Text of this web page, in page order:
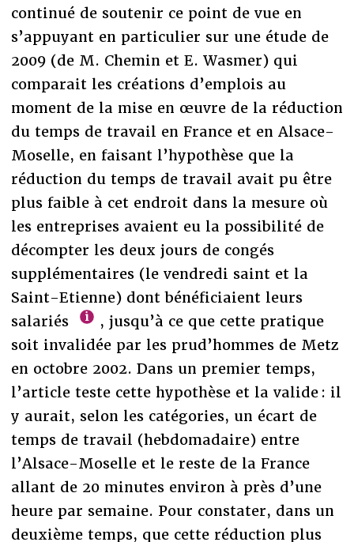
continué de soutenir ce point de vue en
s’appuyant en particulier sur une étude de
2009 (de M. Chemin et E. Wasmer) qui
comparait les créations d’emplois au
moment de la mise en œuvre de la réduction
du temps de travail en France et en Alsace-
Moselle, en faisant l’hypothèse que la
réduction du temps de travail avait pu être
plus faible à cet endroit dans la mesure où
les entreprises avaient eu la possibilité de
décompter les deux jours de congés
supplémentaires (le vendredi saint et la
Saint-Etienne) dont bénéficiaient leurs
salariés
, jusqu’à ce que cette pratique
soit invalidée par les prud’hommes de Metz
en octobre 2002. Dans un premier temps,
l’article teste cette hypothèse et la valide : il
y aurait, selon les catégories, un écart de
temps de travail (hebdomadaire) entre
l’Alsace-Moselle et le reste de la France
allant de 20 minutes environ à près d’une
heure par semaine. Pour constater, dans un
deuxième temps, que cette réduction plus